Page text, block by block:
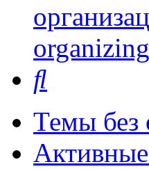
organizing
Темы без